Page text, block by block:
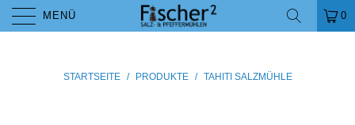
MENÜ 0
STARTSEITE / PRODUKTE / TAHITI SALZMÜHLE